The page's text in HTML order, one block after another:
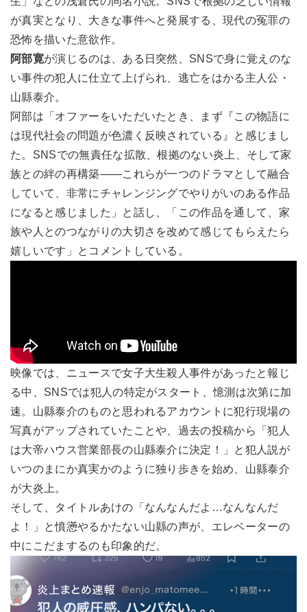
が真実となり、大きな事件へと発展する、現代の冤罪の
恐怖を描いた意欲作。
阿部寛が演じるのは、ある日突然、SNSで身に覚えのな
い事件の犯人に仕立て上げられ、逃亡をはかる主人公・
山縣泰介。
阿部は「オファーをいただいたとき、まず『この物語に
は現代社会の問題が色濃く反映されている』と感じまし
た。SNSでの無責任な拡散、根拠のない炎上、そして家
族との絆の再構築――これらが一つのドラマとして融合
していて、非常にチャレンジングでやりがいのある作品
になると感じました」と話し、「この作品を通して、家
族や人とのつながりの大切さを改めて感じてもらえたら
嬉しいです」とコメントしている。
映像では、ニュースで女子大生殺人事件があったと報じ
る中、SNSでは犯人の特定がスタート、憶測は次第に加
速。山縣泰介のものと思われるアカウントに犯行現場の
写真がアップされていたことや、過去の投稿から「犯人
は大帝ハウス営業部長の山縣泰介に決定！」と犯人説が
いつのまにか真実かのように独り歩きを始め、山縣泰介
が大炎上。
そして、タイトルあけの「なんなんだよ…なんなんだ
よ！」と憤懣やるかたない山縣の声が、エレベーターの
中にこだまするのも印象的だ。